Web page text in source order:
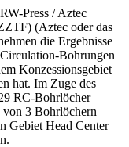
Press / Aztec
(Aztec oder das
die Ergebnisse
Bohrungen
Konzessionsgebiet
hat. Im Zuge des
RC-Bohrlöcher
von 3 Bohrlöchern
Gebiet Head Center